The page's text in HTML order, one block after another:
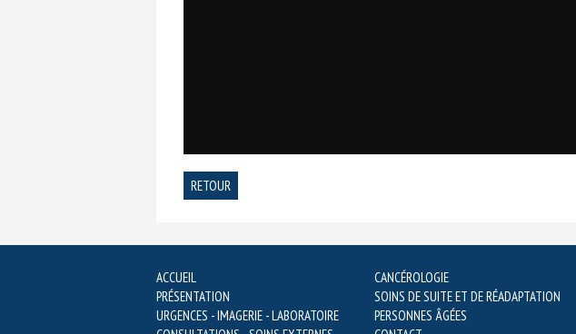
RETOUR
ACCUEIL
PRÉSENTATION
URGENCES - IMAGERIE - LABORATOIRE
CANCÉROLOGIE
SOINS DE SUITE ET DE RÉADAPTATION
PERSONNES ÂGÉES